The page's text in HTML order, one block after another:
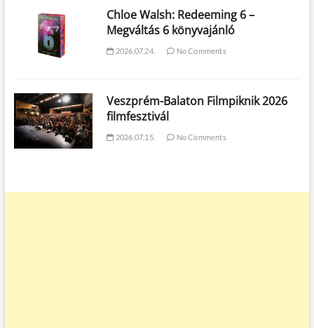
Chloe Walsh: Redeeming 6 –
Megváltás 6 könyvajánló
2026.07.24. No Comments
Veszprém-Balaton Filmpiknik 2026
filmfesztivál
2026.07.15. No Comments